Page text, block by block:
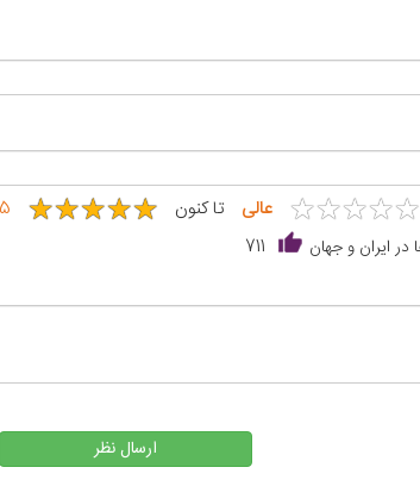
★★★★★
★★★★★ عالی تا کنون ★★★★★
★★★★★
5
ایران و جهان 711
ارسال نظر